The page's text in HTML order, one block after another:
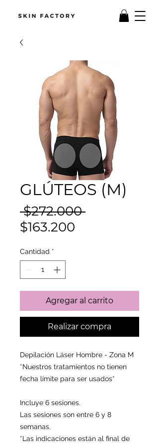
GLÚTEOS (M)
$272.000 Precio
$163.200
Cantidad *
Agregar al carrito
Realizar compra
Depilación Láser Hombre - Zona M
*Nuestros tratamientos no tienen
fecha límite para ser usados*
Incluye 6 sesiones.
Las sesiones son entre 6 y 8
semanas.
*Las indicaciones están al final de